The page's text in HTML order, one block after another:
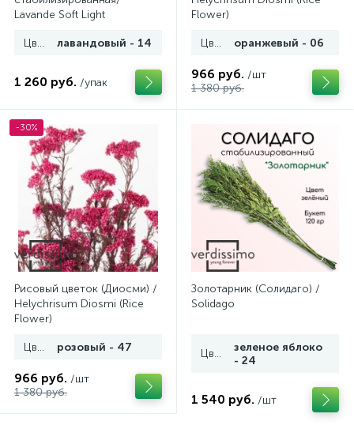
Lavande Soft Light
Цвет лавандовый - 14
1 260 руб. /упак
Flower)
Цвет оранжевый - 06
966 руб. /шт
1 380 руб.
-30%
Рисовый цветок (Диосми) /
Helychrisum Diosmi (Rice
Flower)
Цвет розовый - 47
966 руб. /шт
1 380 руб.
Золотарник (Солидаго) /
Solidago
Цвет
зеленое яблоко
- 24
1 540 руб. /шт